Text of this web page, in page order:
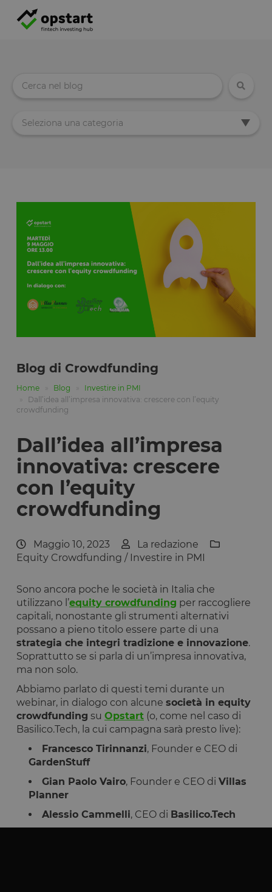
Seleziona una categoria
Blog di Crowdfunding
Home Blog
Investire in PMI
Dall’idea all’impresa innovativa: crescere con l’equity
crowdfunding
Dall’idea all’impresa
innovativa: crescere
con l’equity
crowdfunding
Maggio 10, 2023
La redazione
Equity Crowdfunding / Investire in PMI
Sono ancora poche le società in Italia che
utilizzano l’equity crowdfunding per raccogliere
capitali, nonostante gli strumenti alternativi
possano a pieno titolo essere parte di una
strategia che integri tradizione e innovazione.
Soprattutto se si parla di un’impresa innovativa,
ma non solo.
Abbiamo parlato di questi temi durante un
webinar, in dialogo con alcune società in equity
crowdfunding su Opstart (o, come nel caso di
Basilico.Tech, la cui campagna sarà presto live):
Francesco Tirinnanzi, Founder e CEO di
GardenStuff
Gian Paolo Vairo, Founder e CEO di Villas
Planner
Alessio Cammelli, CEO di Basilico.Tech